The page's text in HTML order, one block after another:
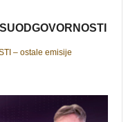
– ostale emisije